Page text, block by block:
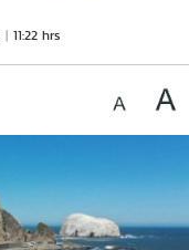
11:22 hrs